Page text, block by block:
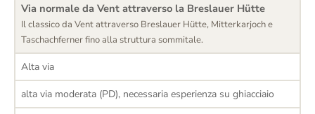
Via normale da Vent attraverso la Breslauer Hütte
Il classico da Vent attraverso Breslauer Hütte, Mitterkarjoch e
Taschachferner fino alla struttura sommitale.
Alta via
alta via moderata (PD), necessaria esperienza su ghiacciaio